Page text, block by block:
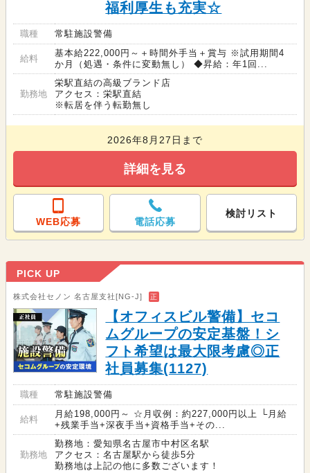
福利厚生も充実☆
職種 常駐施設警備
給料
基本給222,000円～＋時間外手当＋賞与 ※試用期間4
か月（処遇・条件に変動無し） ◆昇給：年1回...
勤務地
栄駅直結の高級ブランド店
アクセス：栄駅直結
※転居を伴う転勤無し
2026年8月27日まで
詳細を見る
WEB応募 電話応募
検討リスト
PICK UP
株式会社セノン 名古屋支社[NG-J] 正
【オフィスビル警備】セコ
ムグループの安定基盤！シ
フト希望は最大限考慮◎正
社員募集(1127)
職種 常駐施設警備
給料
月給198,000円～ ☆月収例：約227,000円以上 └月給
+残業手当+深夜手当+資格手当+その...
勤務地
勤務地：愛知県名古屋市中村区名駅
アクセス：名古屋駅から徒歩5分
勤務地は上記の他に多数ございます！